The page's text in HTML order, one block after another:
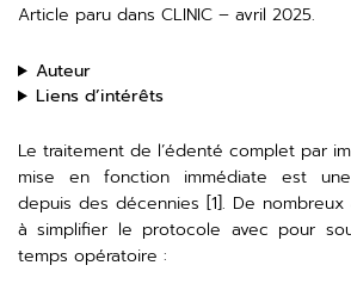
Article paru dans CLINIC – avril 2025.
Auteur
Liens d’intérêts
Le traitement de l’édenté complet par
mise en fonction immédiate est
depuis des décennies [1]. De
à simplifier le protocole avec pour
temps opératoire :